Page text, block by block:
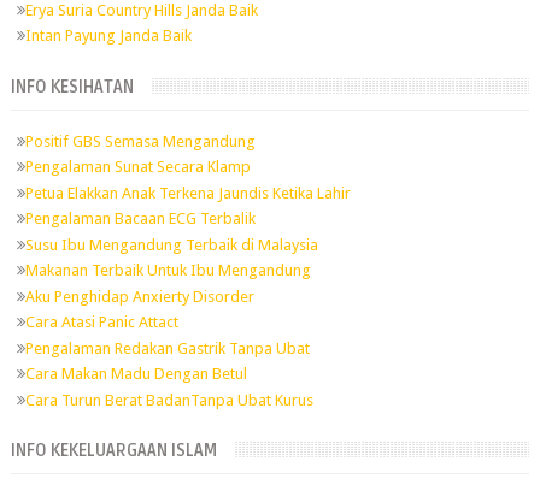
Erya Suria Country Hills Janda Baik
Intan Payung Janda Baik
INFO KESIHATAN
Positif GBS Semasa Mengandung
Pengalaman Sunat Secara Klamp
Petua Elakkan Anak Terkena Jaundis Ketika Lahir
Pengalaman Bacaan ECG Terbalik
Susu Ibu Mengandung Terbaik di Malaysia
Makanan Terbaik Untuk Ibu Mengandung
Aku Penghidap Anxierty Disorder
Cara Atasi Panic Attact
Pengalaman Redakan Gastrik Tanpa Ubat
Cara Makan Madu Dengan Betul
Cara Turun Berat BadanTanpa Ubat Kurus
INFO KEKELUARGAAN ISLAM